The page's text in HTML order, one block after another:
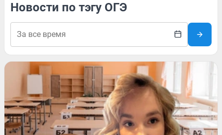
Новости по тэгу ОГЭ